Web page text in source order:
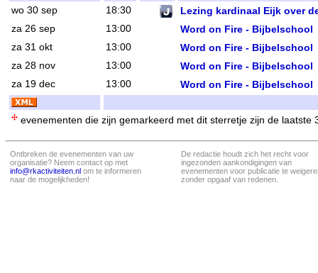
wo 30 sep
18:30 Lezing kardinaal Eijk over
za 26 sep 13:00 Word on Fire - Bijbelschool
za 31 okt 13:00 Word on Fire - Bijbelschool
za 28 nov 13:00 Word on Fire - Bijbelschool
za 19 dec 13:00 Word on Fire - Bijbelschool
evenementen die zijn gemarkeerd met dit sterretje zijn de laatste
Ontbreken de evenementen van uw
organisatie? Neem contact op met
info@rkactiviteiten.nl om te informeren
naar de mogelijkheden!
De redactie houdt zich het recht voor
ingezonden aankondigingen van
evenementen voor publicatie te
zonder opgaaf van redenen.